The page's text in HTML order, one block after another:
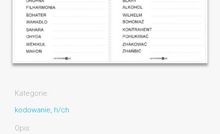
Kategorie:
kodowanie, h/ch
Opis: